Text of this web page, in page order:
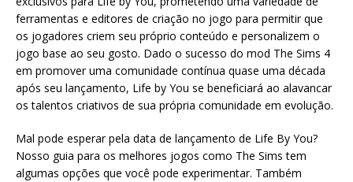
ferramentas e editores de criação no jogo para permitir que
os jogadores criem seu próprio conteúdo e personalizem o
jogo base ao seu gosto. Dado o sucesso do mod The Sims 4
em promover uma comunidade contínua quase uma década
após seu lançamento, Life by You se beneficiará ao alavancar
os talentos criativos de sua própria comunidade em evolução.
Mal pode esperar pela data de lançamento de Life By You?
Nosso guia para os melhores jogos como The Sims tem
algumas opções que você pode experimentar. Também